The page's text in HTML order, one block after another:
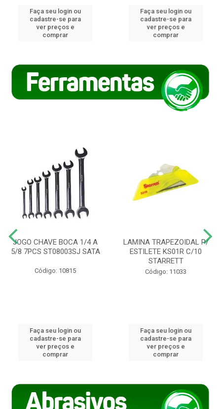
Faça seu login ou
cadastre-se para
ver preços e
comprar
Faça seu login ou
cadastre-se para
ver preços e
comprar
JOGO CHAVE BOCA 1/4 A
5/8 7PCS ST08003SJ SATA
Código: 10815
Faça seu login ou
cadastre-se para
ver preços e
comprar
LAMINA TRAPEZOIDAL P/
ESTILETE KS01R C/10
STARRETT
Código: 11033
Faça seu login ou
cadastre-se para
ver preços e
comprar